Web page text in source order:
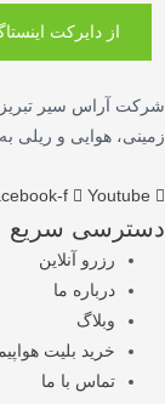
از دایرکت
شرکت آراس سیر
زمینی، هوایی و ریلی
f Youtube
دسترسی سریع
رزرو آنلاین
درباره ما
وبلاگ
خرید بلیت
تماس با ما